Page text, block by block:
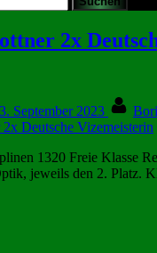
2x
3. September 2023
1320 Freie Klasse
jeweils den 2. Platz.